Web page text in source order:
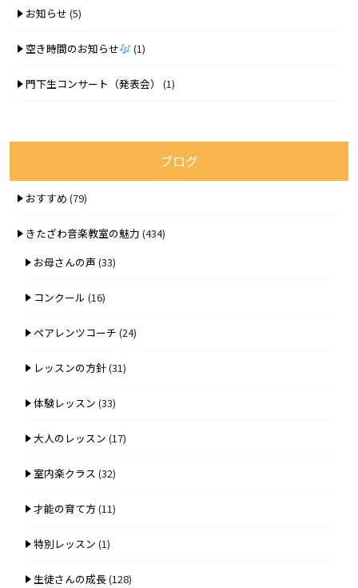
お知らせ (5)
空き時間のお知らせ (1)
門下生コンサート（発表会） (1)
ブログ
おすすめ (79)
きたざわ音楽教室の魅力 (434)
お母さんの声 (33)
コンクール (16)
ペアレンツコーチ (24)
レッスンの方針(31)
体験レッスン (33)
大人のレッスン (17)
室内楽クラス (32)
才能の育て方 (11)
特別レッスン (1)
生徒さんの成長(128)